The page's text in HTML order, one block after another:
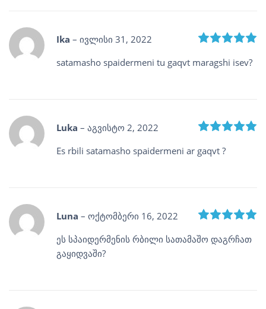
Ika – ივლისი 31, 2022
satamasho spaidermeni tu gaqvt maragshi isev?
Luka – აგვისტო 2, 2022
Es rbili satamasho spaidermeni ar gaqvt ?
Luna – ოქტომბერი 16, 2022
ეს სპაიდერმენის რბილი სათამაშო დაგრჩათ
გაყიდვაში?